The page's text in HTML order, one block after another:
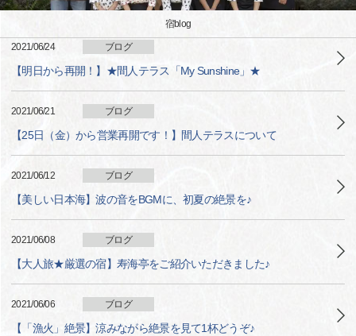
宿blog
2021/06/24 ブログ
【明日から再開！】★間人テラス「My Sunshine」★
2021/06/21 ブログ
【25日（金）から営業再開です！】間人テラスについて
2021/06/12 ブログ
【美しい日本海】波の音をBGMに、初夏の絶景を♪
2021/06/08 ブログ
【大人旅★厳選の宿】寿海亭をご紹介いただきました♪
2021/06/06 ブログ
【「漁火」絶景】涼みながら絶景を見て1杯どうぞ♪